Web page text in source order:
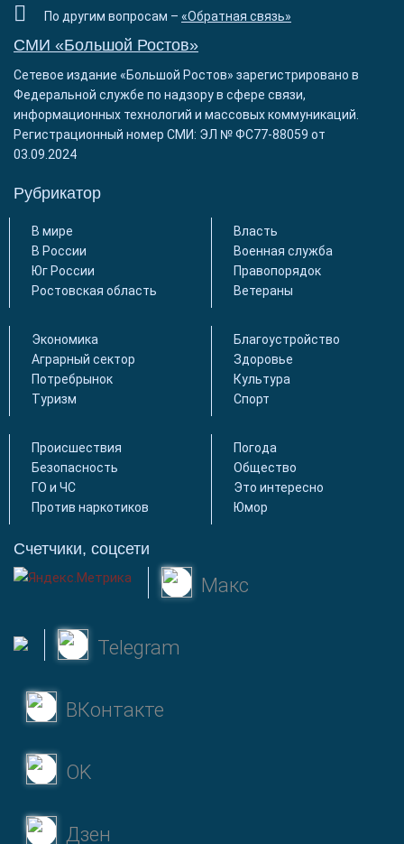
По другим вопросам – «Обратная связь»
СМИ «Большой Ростов»
Сетевое издание «Большой Ростов» зарегистрировано в
Федеральной службе по надзору в сфере связи,
информационных технологий и массовых коммуникаций.
Регистрационный номер СМИ: ЭЛ № ФС77-88059 от
03.09.2024
Рубрикатор
В мире
В России
Юг России
Ростовская область
Власть
Военная служба
Правопорядок
Ветераны
Экономика
Аграрный сектор
Потребрынок
Туризм
Благоустройство
Здоровье
Культура
Спорт
Происшествия
Безопасность
ГО и ЧС
Против наркотиков
Погода
Общество
Это интересно
Юмор
Счетчики, соцсети
Макс
Telegram
ВКонтакте
OK
Дзен